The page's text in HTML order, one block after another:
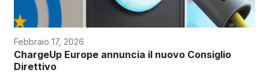
Febbraio 17, 2026
ChargeUp Europe annuncia il nuovo Consiglio
Direttivo